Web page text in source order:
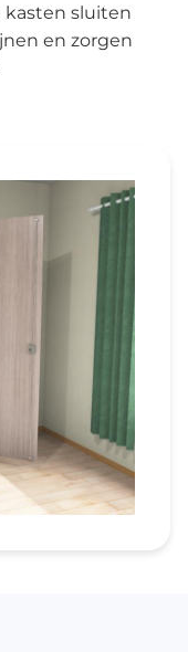
kasten sluiten
en zorgen